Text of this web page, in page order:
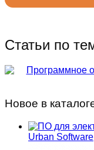
Статьи по
Новое в
Urban Software